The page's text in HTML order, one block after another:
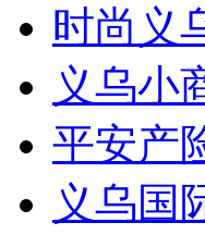
时尚义
义乌小
平安产
义乌国